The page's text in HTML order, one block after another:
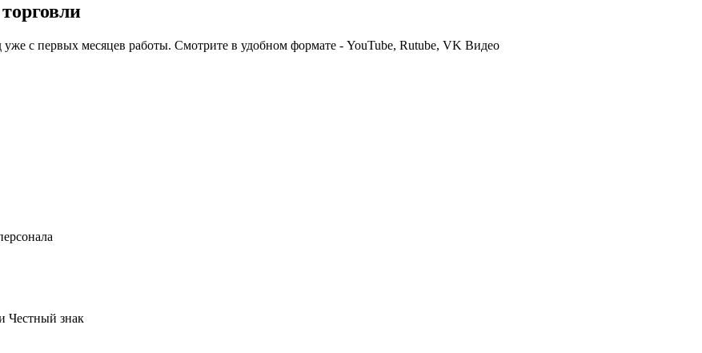
уже с первых месяцев работы. Смотрите в удобном формате - YouTube, Rutube, VK Видео
Честный знак